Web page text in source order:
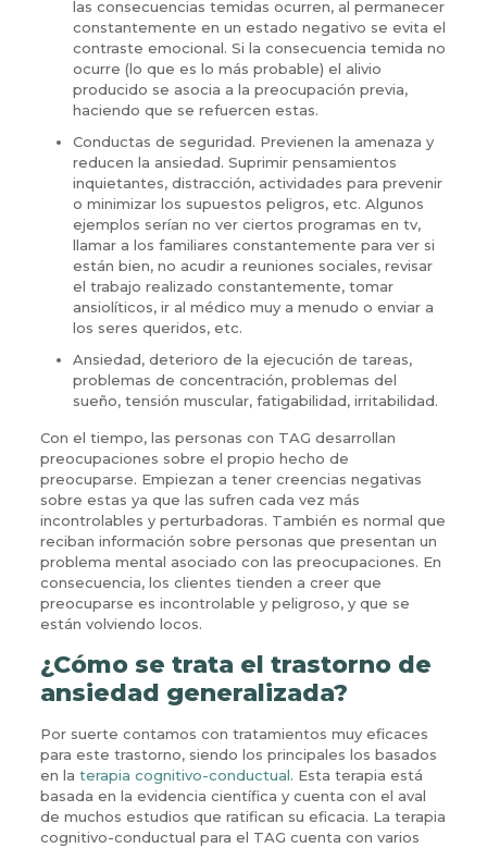
las consecuencias temidas ocurren, al permanecer
constantemente en un estado negativo se evita el
contraste emocional. Si la consecuencia temida no
ocurre (lo que es lo más probable) el alivio
producido se asocia a la preocupación previa,
haciendo que se refuercen estas.
Conductas de seguridad. Previenen la amenaza y
reducen la ansiedad. Suprimir pensamientos
inquietantes, distracción, actividades para prevenir
o minimizar los supuestos peligros, etc. Algunos
ejemplos serían no ver ciertos programas en tv,
llamar a los familiares constantemente para ver si
están bien, no acudir a reuniones sociales, revisar
el trabajo realizado constantemente, tomar
ansiolíticos, ir al médico muy a menudo o enviar a
los seres queridos, etc.
Ansiedad, deterioro de la ejecución de tareas,
problemas de concentración, problemas del
sueño, tensión muscular, fatigabilidad, irritabilidad.
Con el tiempo, las personas con TAG desarrollan
preocupaciones sobre el propio hecho de
preocuparse. Empiezan a tener creencias negativas
sobre estas ya que las sufren cada vez más
incontrolables y perturbadoras. También es normal que
reciban información sobre personas que presentan un
problema mental asociado con las preocupaciones. En
consecuencia, los clientes tienden a creer que
preocuparse es incontrolable y peligroso, y que se
están volviendo locos.
¿Cómo se trata el trastorno de
ansiedad generalizada?
Por suerte contamos con tratamientos muy eficaces
para este trastorno, siendo los principales los basados
en la terapia cognitivo-conductual. Esta terapia está
basada en la evidencia científica y cuenta con el aval
de muchos estudios que ratifican su eficacia. La terapia
cognitivo-conductual para el TAG cuenta con varios